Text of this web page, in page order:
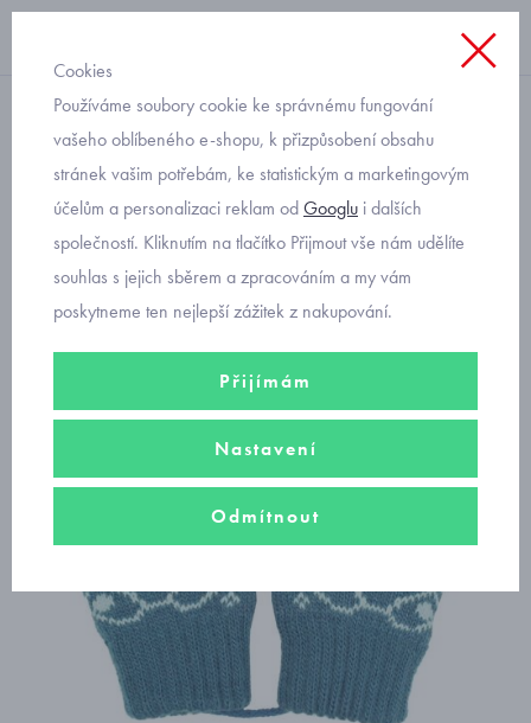
pletené
pletené palčáky zateplené
fleecem pro 2-3 roky
Cookies
Používáme soubory cookie ke správnému fungování
vašeho oblíbeného e-shopu, k přizpůsobení obsahu
stránek vašim potřebám, ke statistickým a marketingovým
účelům a personalizaci reklam odGooglu i dalších
společností. Kliknutím na tlačítko Přijmout vše nám udělíte
souhlas s jejich sběrem a zpracováním a my vám
poskytneme ten nejlepší zážitek z nakupování.
Přijímám
Nastavení
Odmítnout